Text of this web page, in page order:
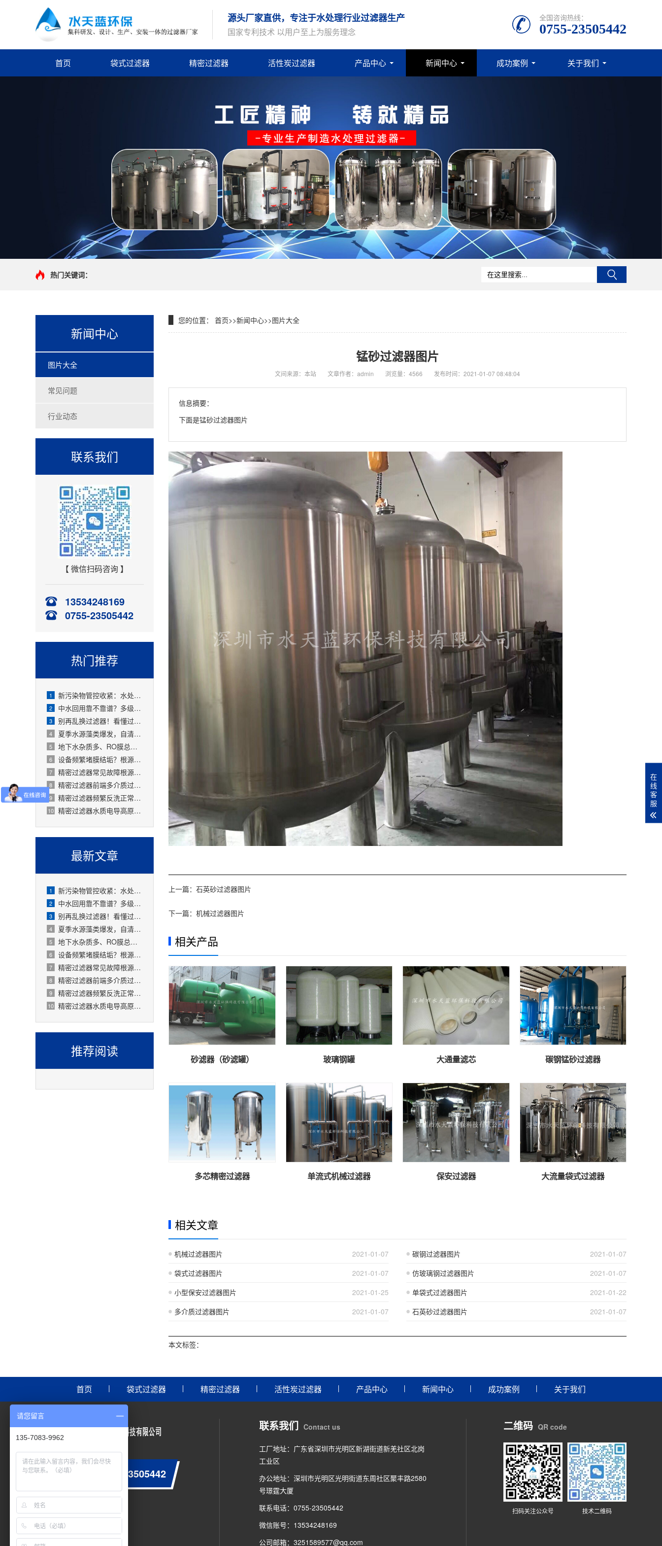
源头厂家直供，专注于水处理行业过滤器生产
国家专利技术 以用户至上为服务理念
全国咨询热线：
0755-23505442
首页 袋式过滤器 精密过滤器 活性炭过滤器 产品中心 新闻中心 成功案例 关于我们
热门关键词：
新闻中心
图片大全
常见问题
行业动态
联系我们
【 微信扫码咨询 】
13534248169
0755-23505442
热门推荐
1 新污染物管控收紧：水处理精密过滤器可截留微塑料、微量有害物质
2 中水回用靠不靠谱？多级过滤器层层过滤，出水达标可循环
3 别再乱换过滤器！看懂过滤精度，水处理过滤器少花冤枉钱
4 夏季水源藻类爆发，自清洗过滤器搞定原水预处理难题
5 地下水杂质多、RO膜总报废！一支滤芯过滤器就能大幅延寿
6 设备频繁堵膜结垢？根源就是前置水处理过滤器没配对
7 精密过滤器常见故障根源有哪些？
8 精密过滤器前端多介质过滤失效会怎样？
9 精密过滤器频繁反洗正常吗？
10 精密过滤器水质电导高原因是什么？
最新文章
1 新污染物管控收紧：水处理精密过滤器可截留微塑料、微量有害物质
2 中水回用靠不靠谱？多级过滤器层层过滤，出水达标可循环
3 别再乱换过滤器！看懂过滤精度，水处理过滤器少花冤枉钱
4 夏季水源藻类爆发，自清洗过滤器搞定原水预处理难题
5 地下水杂质多、RO膜总报废！一支滤芯过滤器就能大幅延寿
6 设备频繁堵膜结垢？根源就是前置水处理过滤器没配对
7 精密过滤器常见故障根源有哪些？
8 精密过滤器前端多介质过滤失效会怎样？
9 精密过滤器频繁反洗正常吗？
10 精密过滤器水质电导高原因是什么？
推荐阅读
您的位置： 首页>>新闻中心>>图片大全
锰砂过滤器图片
文间来源：本站 文章作者：admin 浏览量：4566 发布时间：2021-01-07 08:48:04
信息摘要：
下面是锰砂过滤器图片
上一篇： 石英砂过滤器图片
下一篇： 机械过滤器图片
相关产品
砂滤器（砂滤罐） 玻璃钢罐 大通量滤芯 碳钢锰砂过滤器
多芯精密过滤器 单流式机械过滤器 保安过滤器 大流量袋式过滤器
相关文章
2021-01-07
机械过滤器图片 2021-01-07
碳钢过滤器图片
2021-01-07
袋式过滤器图片 2021-01-07
仿玻璃钢过滤器图片
2021-01-25
小型保安过滤器图片 2021-01-22
单袋式过滤器图片
2021-01-07
多介质过滤器图片 2021-01-07
石英砂过滤器图片
本文标签：
首页 袋式过滤器 精密过滤器 活性炭过滤器 产品中心 新闻中心 成功案例 关于我们
咨询服务热线： 0755-23505442
联系我们 Contact us
工厂地址：广东省深圳市光明区新湖街道新羌社区北岗
工业区
办公地址：深圳市光明区光明街道东周社区聚丰路2580
号璟霆大厦
联系电话：0755-23505442
微信账号：13534248169
公司邮箱：3251589577@qq.com
二维码 QR code
扫码关注公众号 技术二维码
在
线
客
服
请您留言
135-7083-9962